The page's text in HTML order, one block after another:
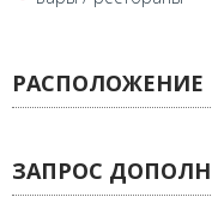
РАСПОЛОЖЕНИЕ
ЗАПРОС